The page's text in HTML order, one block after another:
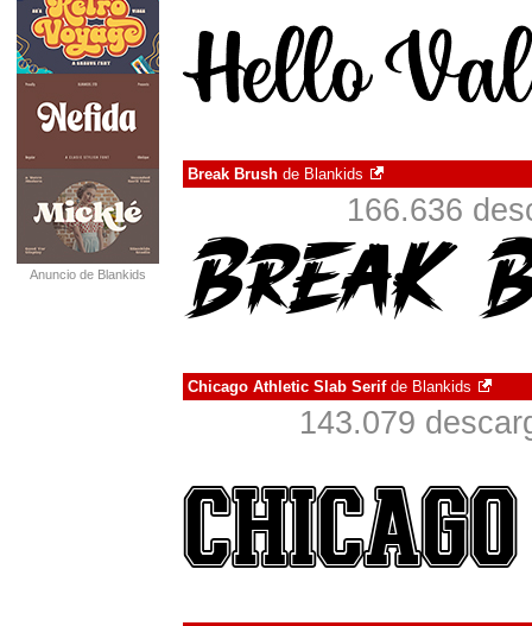
Anuncio de Blankids
Break Brush de Blankids
166.636
Chicago Athletic Slab Serifde Blankids
143.079